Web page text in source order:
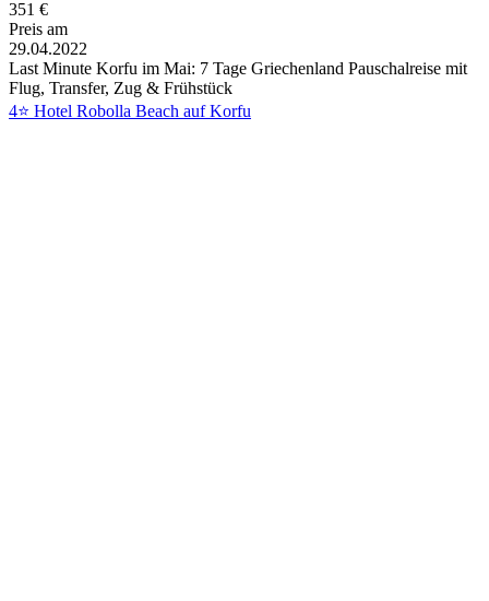
351 €
Preis am
29.04.2022
Last Minute Korfu im Mai: 7 Tage Griechenland Pauschalreise mit
Flug, Transfer, Zug & Frühstück
4⭐ Hotel Robolla Beach auf Korfu